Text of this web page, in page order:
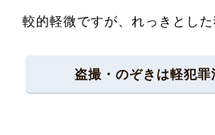
較的軽微ですが、れっきとした
盗撮・のぞきは軽犯罪